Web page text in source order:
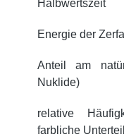
Halbwertszeit
Energie der
Anteil am
Nuklide)
relative
farbliche